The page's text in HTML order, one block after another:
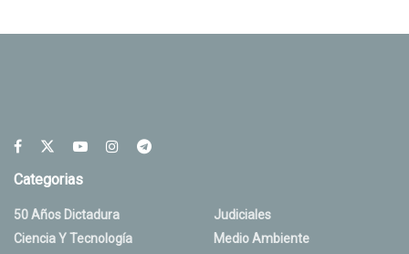
Categorias
50 Años Dictadura
Ciencia Y Tecnología
Judiciales
Medio Ambiente